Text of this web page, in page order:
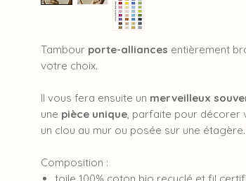
Tambour porte-alliances entièrement
votre choix.
Il vous fera ensuite un merveilleux
une pièce unique , parfaite pour
un clou au mur ou posée sur une étagère.
Composition :